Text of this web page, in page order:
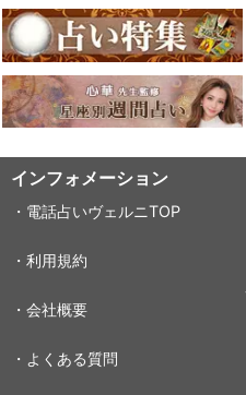
インフォメーション
・電話占いヴェルニTOP
・利用規約
・会社概要
・よくある質問